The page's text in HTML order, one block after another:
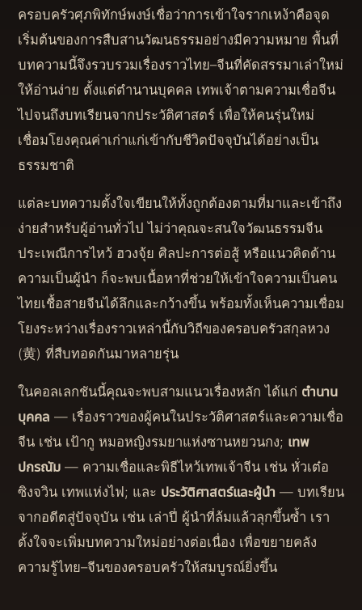
ครอบครัวศุภพิทักษ์พงษ์เชื่อว่าการเข้าใจรากเหง้าคือจุด
เริ่มต้นของการสืบสานวัฒนธรรมอย่างมีความหมาย พื้นที่
บทความนี้จึงรวบรวมเรื่องราวไทย–จีนที่คัดสรรมาเล่าใหม่
ให้อ่านง่าย ตั้งแต่ตำนานบุคคล เทพเจ้าตามความเชื่อจีน
ไปจนถึงบทเรียนจากประวัติศาสตร์ เพื่อให้คนรุ่นใหม่
เชื่อมโยงคุณค่าเก่าแก่เข้ากับชีวิตปัจจุบันได้อย่างเป็น
ธรรมชาติ
แต่ละบทความตั้งใจเขียนให้ทั้งถูกต้องตามที่มาและเข้าถึง
ง่ายสำหรับผู้อ่านทั่วไป ไม่ว่าคุณจะสนใจวัฒนธรรมจีน
ประเพณีการไหว้ ฮวงจุ้ย ศิลปะการต่อสู้ หรือแนวคิดด้าน
ความเป็นผู้นำ ก็จะพบเนื้อหาที่ช่วยให้เข้าใจความเป็นคน
ไทยเชื้อสายจีนได้ลึกและกว้างขึ้น พร้อมทั้งเห็นความเชื่อม
โยงระหว่างเรื่องราวเหล่านี้กับวิถีของครอบครัวสกุลหวง
(黄) ที่สืบทอดกันมาหลายรุ่น
ในคอลเลกชันนี้คุณจะพบสามแนวเรื่องหลัก ได้แก่ ตำนาน
บุคคล — เรื่องราวของผู้คนในประวัติศาสตร์และความเชื่อ
จีน เช่น เป้ากู หมอหญิงรมยาแห่งซานหยวนกง; เทพ
ปกรณัม — ความเชื่อและพิธีไหว้เทพเจ้าจีน เช่น หั่วเต๋อ
ซิงจวิน เทพแห่งไฟ; และ ประวัติศาสตร์และผู้นำ — บทเรียน
จากอดีตสู่ปัจจุบัน เช่น เล่าปี่ ผู้นำที่ล้มแล้วลุกขึ้นซ้ำ เรา
ตั้งใจจะเพิ่มบทความใหม่อย่างต่อเนื่อง เพื่อขยายคลัง
ความรู้ไทย–จีนของครอบครัวให้สมบูรณ์ยิ่งขึ้น